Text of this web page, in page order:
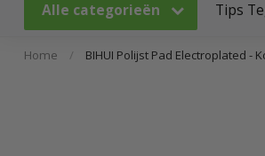
Alle categorieën Tips
Home / BIHUI Polijst Pad Electroplated -